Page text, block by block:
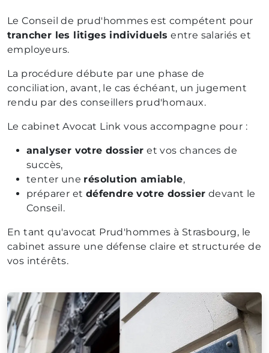
Le Conseil de prud'hommes est compétent pour
trancher les litiges individuels entre salariés et
employeurs.
La procédure débute par une phase de
conciliation, avant, le cas échéant, un jugement
rendu par des conseillers prud'homaux.
Le cabinet Avocat Link vous accompagne pour :
analyser votre dossier et vos chances de
succès,
tenter une résolution amiable,
préparer et défendre votre dossier devant le
Conseil.
En tant qu'avocat Prud'hommes à Strasbourg, le
cabinet assure une défense claire et structurée de
vos intérêts.